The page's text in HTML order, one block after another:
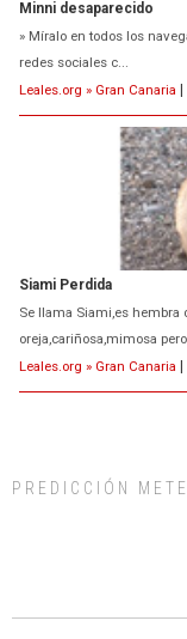
Siami Perdida
Se llama Siami,es hembra
oreja,cariñosa,mimosa
Leales.org » Gran Canaria |
ADOPCIÓN URGENTE
El ayuntamiento se va a
PREDICCIÓN